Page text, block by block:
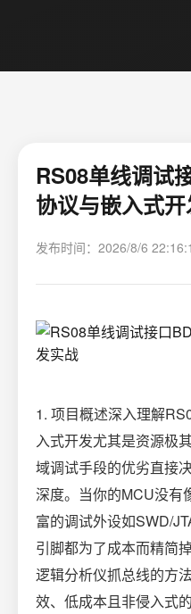
RS08单线调试
协议与嵌入式
发布时间：2026/8/6
1. 项目概述深入理解
入式开发尤其是资源极
域调试手段的优劣直接
深度。当你的MCU没有
富的调试外设如SWD/
引脚都为了成本而精简
逻辑分析仪抓总线的方
效、低成本且非侵入式